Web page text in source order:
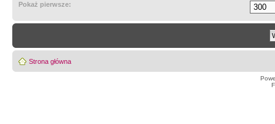
Pokaż pierwsze:
Strona główna